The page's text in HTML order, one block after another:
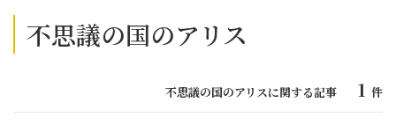
不思議の国のアリス
不思議の国のアリスに関する記事 1 件